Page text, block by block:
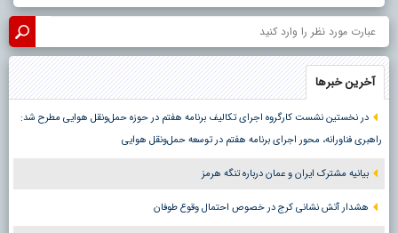
آخرین خبرها
در نخستین نشست کارگروه اجرای تکالیف برنامه هفتم در حوزه حمل‌ونقل هوایی مطرح شد:
راهبری فناورانه، محور اجرای برنامه هفتم در توسعه حمل‌ونقل هوایی
بیانیه مشترک ایران و عمان درباره تنگه هرمز
هشدار آتش نشانی کرج در خصوص احتمال وقوع طوفان